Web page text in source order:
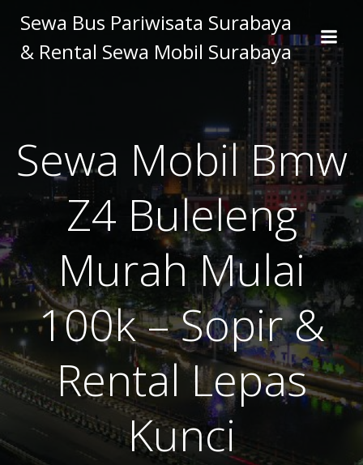
to
content
Sewa Bus Pariwisata Surabaya
& Rental Sewa Mobil Surabaya
Sewa Mobil Bmw
Z4 Buleleng
Murah Mulai
100k – Sopir &
Rental Lepas
Kunci